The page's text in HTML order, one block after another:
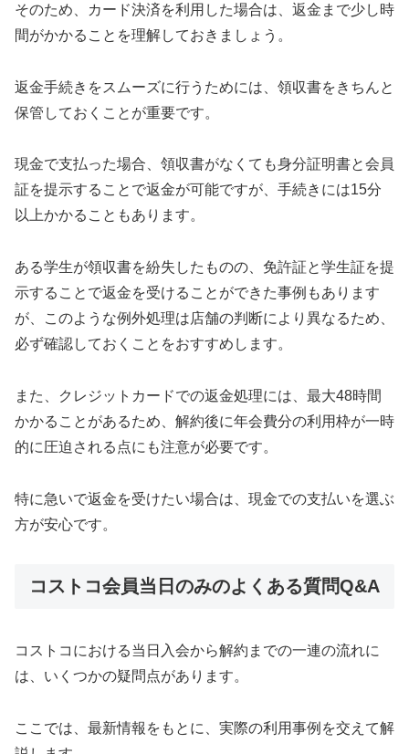
そのため、カード決済を利用した場合は、返金まで少し時
間がかかることを理解しておきましょう。
返金手続きをスムーズに行うためには、領収書をきちんと
保管しておくことが重要です。
現金で支払った場合、領収書がなくても身分証明書と会員
証を提示することで返金が可能ですが、手続きには15分
以上かかることもあります。
ある学生が領収書を紛失したものの、免許証と学生証を提
示することで返金を受けることができた事例もあります
が、このような例外処理は店舗の判断により異なるため、
必ず確認しておくことをおすすめします。
また、クレジットカードでの返金処理には、最大48時間
かかることがあるため、解約後に年会費分の利用枠が一時
的に圧迫される点にも注意が必要です。
特に急いで返金を受けたい場合は、現金での支払いを選ぶ
方が安心です。
コストコ会員当日のみのよくある質問Q&A
コストコにおける当日入会から解約までの一連の流れに
は、いくつかの疑問点があります。
ここでは、最新情報をもとに、実際の利用事例を交えて解